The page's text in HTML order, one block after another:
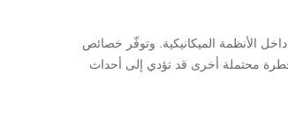
الأنظمة الميكانيكية. وتوفّر خصائص
محتملة أخرى قد تؤدي إلى أحداث